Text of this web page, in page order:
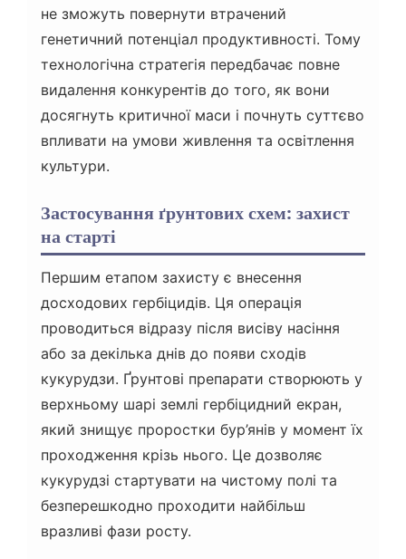
не зможуть повернути втрачений
генетичний потенціал продуктивності. Тому
технологічна стратегія передбачає повне
видалення конкурентів до того, як вони
досягнуть критичної маси і почнуть суттєво
впливати на умови живлення та освітлення
культури.
Застосування ґрунтових схем: захист
на старті
Першим етапом захисту є внесення
досходових гербіцидів. Ця операція
проводиться відразу після висіву насіння
або за декілька днів до появи сходів
кукурудзи. Ґрунтові препарати створюють у
верхньому шарі землі гербіцидний екран,
який знищує проростки бур’янів у момент їх
проходження крізь нього. Це дозволяє
кукурудзі стартувати на чистому полі та
безперешкодно проходити найбільш
вразливі фази росту.